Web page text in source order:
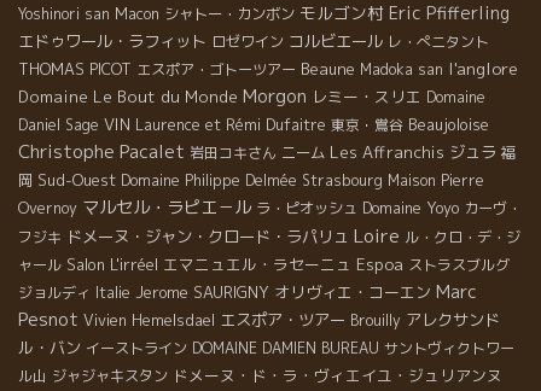
Yoshinori san Macon シャトー・カンボン モルゴン村 Eric Pfifferling
エドゥワール・ラフィット ロゼワイン コルビエール レ・ぺニタント
THOMAS PICOT エスポア・ゴトーツアー Beaune Madoka san l'anglore
Domaine Le Bout du Monde Morgon レミー・スリエ Domaine
Daniel Sage VIN Laurence et Rémi Dufaitre 東京・鴬谷 Beaujoloise
Christophe Pacalet 岩田コキさん ニーム Les Affranchis ジュラ 福
岡 Sud-Ouest Domaine Philippe Delmée Strasbourg Maison Pierre
Overnoy マルセル・ラピエ－ル ラ・ピオッシュ Domaine Yoyo カーヴ・
フジキ ドメーヌ・ジャン・クロード・ラパリュ Loire ル・クロ・デ・ジ
ャール Salon L'irréel エマニュエル・ラセーニュ Espoa ストラスブルグ
ジョルディ Italie Jerome SAURIGNY オリヴィエ・コーエン Marc
Pesnot Vivien Hemelsdael エスポア・ツアー Brouilly アレクサンド
ル・バン イーストライン DOMAINE DAMIEN BUREAU サントヴィクトワー
ル山 ジャジャキスタン ドメーヌ・ド・ラ・ヴィエイユ・ジュリアンヌ